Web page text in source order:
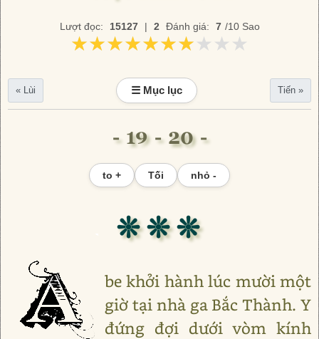
Lượt đọc: 15127 | 2 Đánh giá: 7 /10 Sao
★★★★★★★★★★
★★★★★★★★★★
« Lùi ☰ Mục lục Tiến »
- 19 - 20 -
to + Tối nhỏ -
❊ ❊ ❊
be khởi hành lúc mười một
giờ tại nhà ga Bắc Thành. Y
đứng đợi dưới vòm kính